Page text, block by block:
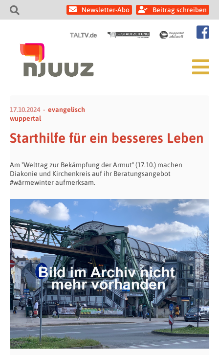
Newsletter-Abo Beitrag schreiben
17.10.2024
evangelisch
wuppertal
Starthilfe für ein besseres Leben
Am "Welttag zur Bekämpfung der Armut" (17.10.) machen
Diakonie und Kirchenkreis auf ihr Beratungsangebot
#wärmewinter aufmerksam.